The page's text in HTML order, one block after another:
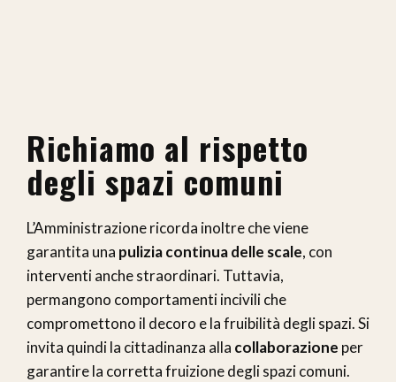
Richiamo al rispetto
degli spazi comuni
L’Amministrazione ricorda inoltre che viene
garantita una pulizia continua delle scale, con
interventi anche straordinari. Tuttavia,
permangono comportamenti incivili che
compromettono il decoro e la fruibilità degli spazi. Si
invita quindi la cittadinanza alla collaborazione per
garantire la corretta fruizione degli spazi comuni.